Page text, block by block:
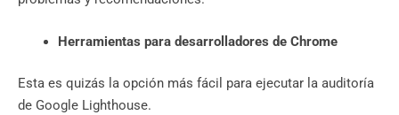
Herramientas para desarrolladores de Chrome
Esta es quizás la opción más fácil para ejecutar la auditoría
de Google Lighthouse.